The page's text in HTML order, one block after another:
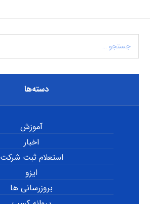
دسته‌ها
آموزش
اخبار
استعلام ثبت شرکت
ایزو
بروزرسانی ها